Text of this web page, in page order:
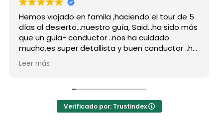
Hemos viajado en famila ,haciendo el tour de 5
días al desierto...nuestro guía, Said...ha sido más
que un guia- conductor ..nos ha cuidado
mucho,es super detallista y buen conductor ..ha
estado atento a todas nuestras peticiones y
nos ha enseñado muchos lugares
persona..Gracias Said.
En cuanto a la agencia,..súper agradecida a Mila
Leer más
Verificado por: Trustindex